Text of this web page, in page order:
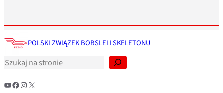
POLSKI ZWIĄZEK BOBSLEI I SKELETONU
S
z
k
jYouTube Facebook Instagram X